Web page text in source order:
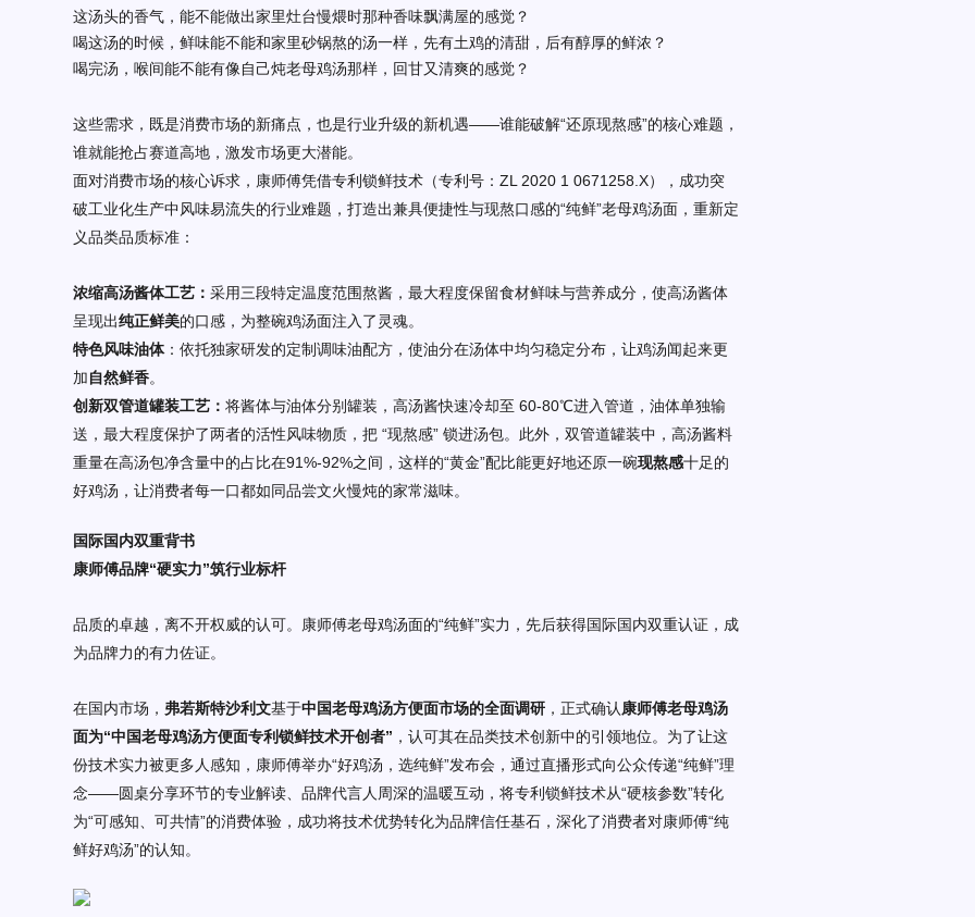
这汤头的香气，能不能做出家里灶台慢煨时那种香味飘满屋的感觉？
喝这汤的时候，鲜味能不能和家里砂锅熬的汤一样，先有土鸡的清甜，后有醇厚的鲜浓？
喝完汤，喉间能不能有像自己炖老母鸡汤那样，回甘又清爽的感觉？
这些需求，既是消费市场的新痛点，也是行业升级的新机遇——谁能破解“还原现熬感”的核心难题，
谁就能抢占赛道高地，激发市场更大潜能。
面对消费市场的核心诉求，康师傅凭借专利锁鲜技术（专利号： ZL 2020 1 0671258.X），成功突
破工业化生产中风味易流失的行业难题，打造出兼具便捷性与现熬口感的“纯鲜”老母鸡汤面，重新定
义品类品质标准 ：
浓缩高汤酱体工艺： 采用三段特定温度范围熬酱，最大程度保留食材鲜味与营养成分，使高汤酱体
呈现出纯正鲜美的口感，为整碗鸡汤面注入了灵魂。
特色风味油体：依托独家研发的定制调味油配方，使油分在汤体中均匀稳定分布，让鸡汤闻起来更
加自然鲜香。
创新双管道罐装工艺： 将酱体与油体分别罐装，高汤酱快速冷却至 60-80℃进入管道，油体单独输
送，最大程度保护了两者的活性风味物质，把 “现熬感” 锁进汤包。此外，双管道罐装中，高汤酱料
重量在高汤包净含量中的占比在91%-92%之间，这样的“黄金”配比能更好地还原一碗现熬感十足的
好鸡汤，让消费者每一口都如同品尝文火慢炖的家常滋味。
国际国内双重背书
康师傅品牌“硬实力”筑行业标杆
品质的卓越，离不开权威的认可。康师傅老母鸡汤面的“纯鲜”实力，先后获得国际国内双重认证，成
为品牌力的有力佐证。
在国内市场， 弗若斯特沙利文基于中国老母鸡汤方便面市场的全面调研 ，正式确认康师傅老母鸡汤
面为“中国老母鸡汤方便面专利锁鲜技术开创者” ，认可其在品类技术创新中的引领地位。为了让这
份技术实力被更多人感知，康师傅举办“好鸡汤，选纯鲜”发布会，通过直播形式向公众传递“纯鲜”理
念——圆桌分享环节的专业解读、品牌代言人周深的温暖互动，将专利锁鲜技术从“硬核参数”转化
为“可感知、可共情”的消费体验，成功将技术优势转化为品牌信任基石，深化了消费者对康师傅“纯
鲜好鸡汤”的认知。